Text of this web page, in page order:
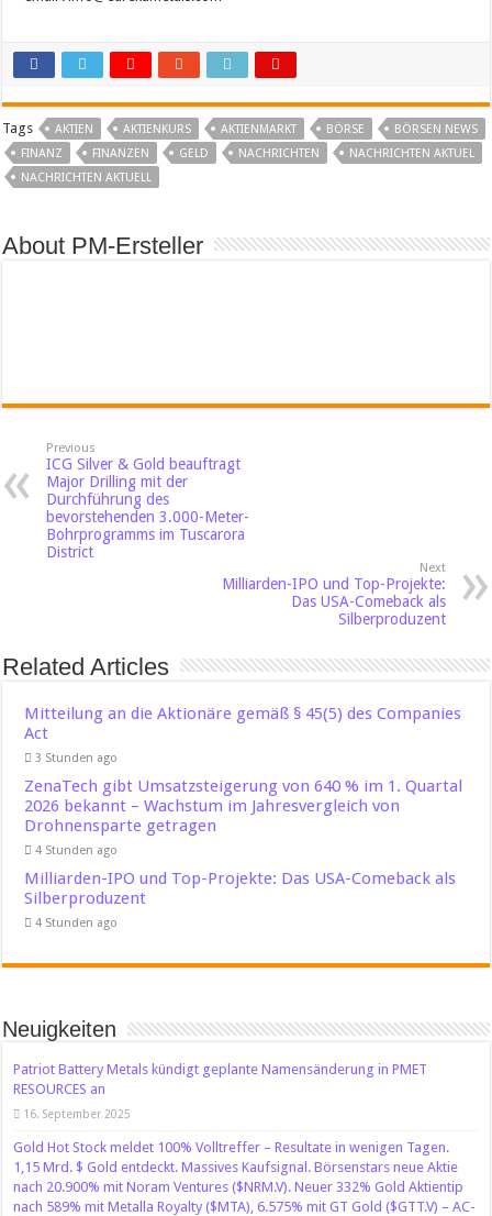
Tags AKTIEN AKTIENKURS AKTIENMARKT BÖRSE
BÖRSEN NEWS
FINANZ
FINANZEN GELD NACHRICHTEN
NACHRICHTEN AKTUEL
NACHRICHTEN AKTUELL
About PM-Ersteller
Previous
ICG Silver & Gold beauftragt
Major Drilling mit der
Durchführung des
bevorstehenden 3.000-Meter-
Bohrprogramms im Tuscarora
District
Next
Milliarden-IPO und Top-Projekte:
Das USA-Comeback als
Silberproduzent
Related Articles
Mitteilung an die Aktionäre gemäß § 45(5) des Companies
Act
3 Stunden ago
ZenaTech gibt Umsatzsteigerung von 640 % im 1. Quartal
2026 bekannt – Wachstum im Jahresvergleich von
Drohnensparte getragen
4 Stunden ago
Milliarden-IPO und Top-Projekte: Das USA-Comeback als
Silberproduzent
4 Stunden ago
Neuigkeiten
Patriot Battery Metals kündigt geplante Namensänderung in PMET
RESOURCES an
16. September 2025
Gold Hot Stock meldet 100% Volltreffer – Resultate in wenigen Tagen.
1,15 Mrd. $ Gold entdeckt. Massives Kaufsignal. Börsenstars neue Aktie
nach 20.900% mit Noram Ventures ($NRM.V). Neuer 332% Gold Aktientip
nach 589% mit Metalla Royalty ($MTA), 6.575% mit GT Gold ($GTT.V) – AC-